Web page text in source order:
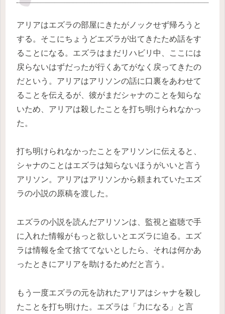
アリアはエズラの部屋にきたがノックせず帰ろうと
する。そこにちょうどエズラが出てきたため話をす
ることになる。エズラはまだリハビリ中、ここには
戻らないはずだったが行くあてがなく戻ってきたの
だという。アリアはアリソンの話に口裏をあわせて
ることを伝えるが、彼がまだシャナのことを知らな
いため、アリアは殺したことを打ち明けられなかっ
た。
打ち明けられなかったことをアリソンに伝えると、
シャナのことはエズラは知らないほうがいいと言う
アリソン。アリアはアリソンから頼まれていたエズ
ラの小説の原稿を渡した。
エズラの小説を読んだアリソンは、監視と盗聴で手
に入れた情報がもっと欲しいとエズラに迫る。エズ
ラは情報を全て捨ててないとしたら、それは何かあ
ったときにアリアを助けるためだと言う。
もう一度エズラの元を訪れたアリアはシャナを殺し
たことを打ち明けた。エズラは「力になる」と言